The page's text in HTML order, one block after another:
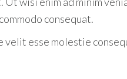
consequat.
esse molestie